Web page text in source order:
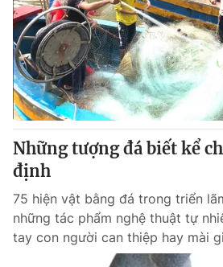
Thế giới
Tin tức
Thế giới đó đây
Câu chuyện quốc tế
Kinh tế
Tài chính
Thị trường
Góc doanh nghiệp
Dữ liệu và đời sống
Truyền hình
Phim VTV
Hậu trường
Nhân vật
Giải trí
Điện ảnh
Đời sống
Những tượng đá biết kể
định
75 hiện vật bằng đá trong triển
những tác phẩm nghệ thuật tự
tay con người can thiệp hay mài